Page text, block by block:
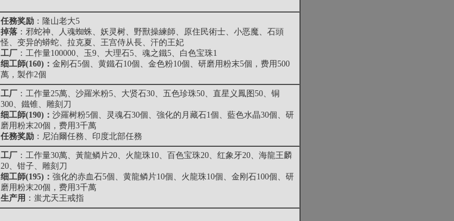
任務奖励 ：隆山老大5
掉落 ： 邪蛇神、 人魂蜘蛛、 妖灵树、 野獸操練師、原住民術士、小恶魔、石頭
怪、变异的蟒蛇、拉克夏、王宫侍从長、汗的王妃
工厂 ：工作量100000、玉9、大理石5、魂之鐵5、白色宝珠1
细工師(160)： 金刚石5個、黄鐵石10個、金色粉10個、研磨用粉末5個，费用500
萬，製作2個
工厂 ：工作量25萬、沙羅米粉5、大贤石30、五色珍珠50、直星义鳳图50、铜
300、鐵锥、雕刻刀
细工師(190)： 沙羅树粉5個、灵魂石30個、強化的月藏石1個、藍色水晶30個、研
磨用粉末20個，费用3千萬
任務奖励 ：尼泊爾任務、印度北部任務
工厂 ：工作量30萬、黃龍鳞片20、火龍珠10、百色宝珠20、红象牙20、海龍王麟
20、钳子、雕刻刀
细工師(195)： 強化的赤血石5個、黄龍鳞片10個、火龍珠10個、金刚石100個、研
磨用粉末20個，费用3千萬
生产用 ：蚩尤天王戒指